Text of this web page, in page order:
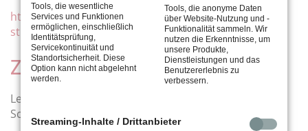
https://www.tus-
stuttgart.de/tennis/arbeitsdienste.html
Zugang zu den Umkleiden
Leider gibt es weiterhin Probleme mit der tus-
Schließanlage. Aktuell gilt folgendes:
Tools, die wesentliche
Services und Funktionen
ermöglichen, einschließlich
Identitätsprüfung,
Servicekontinuität und
Standortsicherheit. Diese
Option kann nicht abgelehnt
werden.
Tools, die anonyme Daten
über Website-Nutzung und -
Funktionalität sammeln. Wir
nutzen die Erkenntnisse, um
unsere Produkte,
Dienstleistungen und das
Benutzererlebnis zu
verbessern.
Streaming-Inhalte / Drittanbieter